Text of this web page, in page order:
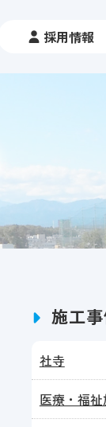
採用情報
施工
社寺
医療・福